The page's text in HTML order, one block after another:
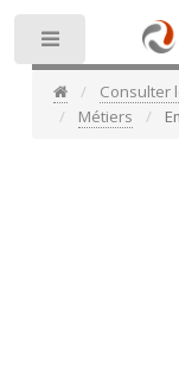
Consulter
Métiers
Toggle